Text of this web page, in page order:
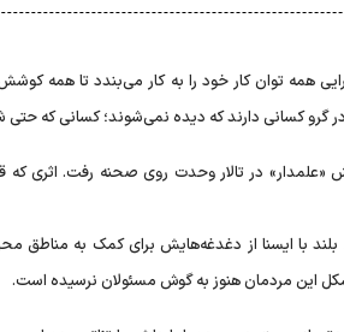
همه توان کار خود را به کار می‌بندد تا همه
گرو کسانی دارند که دیده نمی‌شوند؛ کسانی که حتی
«علمدار» در تالار وحدت روی صحنه رفت. اثری
با ایسنا از دغدغه‌هایش برای کمک به مناطق
این مردمان هنوز به گوش مسئولان نرسیده است.